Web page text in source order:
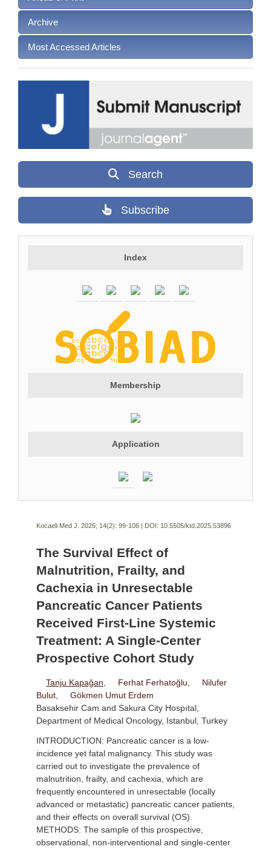
Archive
Most Accessed Articles
Search
Subscribe
Index
Membership
Application
Kocaeli Med J. 2025; 14(2): 99-106 | DOI: 10.5505/ktd.2025.53896
The Survival Effect of
Malnutrition, Frailty, and
Cachexia in Unresectable
Pancreatic Cancer Patients
Received First-Line Systemic
Treatment: A Single-Center
Prospective Cohort Study
Tanju Kapağan Ferhat Ferhatoğlu
Nilufer
Bulut
Gökmen Umut Erdem
Basaksehir Cam and Sakura City Hospıtal,
Department of Medical Oncology, Istanbul, Turkey
INTRODUCTION: Pancreatic cancer is a low-
incidence yet fatal malignancy. This study was
carried out to investigate the prevalence of
malnutrition, frailty, and cachexia, which are
frequently encountered in unresectable (locally
advanced or metastatic) pancreatic cancer patients,
and their effects on overall survival (OS).
METHODS: The sample of this prospective,
observational, non-interventional and single-center